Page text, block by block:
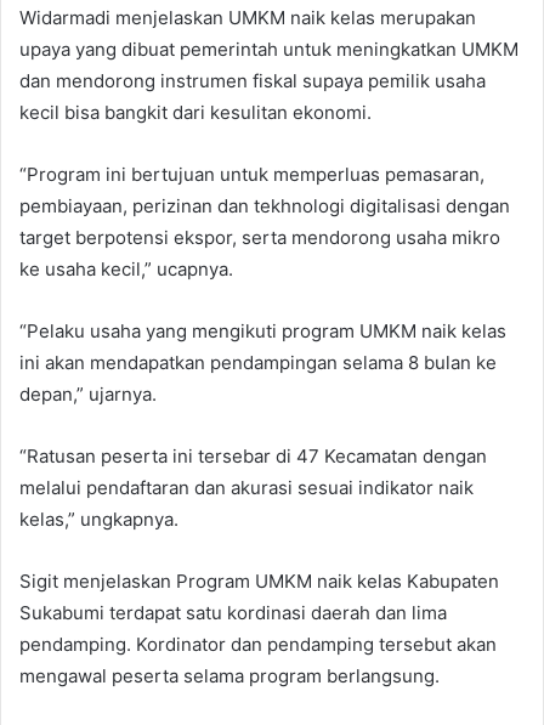
Widarmadi menjelaskan UMKM naik kelas merupakan
upaya yang dibuat pemerintah untuk meningkatkan UMKM
dan mendorong instrumen fiskal supaya pemilik usaha
kecil bisa bangkit dari kesulitan ekonomi.
“Program ini bertujuan untuk memperluas pemasaran,
pembiayaan, perizinan dan tekhnologi digitalisasi dengan
target berpotensi ekspor, serta mendorong usaha mikro
ke usaha kecil,” ucapnya.
“Pelaku usaha yang mengikuti program UMKM naik kelas
ini akan mendapatkan pendampingan selama 8 bulan ke
depan,” ujarnya.
“Ratusan peserta ini tersebar di 47 Kecamatan dengan
melalui pendaftaran dan akurasi sesuai indikator naik
kelas,” ungkapnya.
Sigit menjelaskan Program UMKM naik kelas Kabupaten
Sukabumi terdapat satu kordinasi daerah dan lima
pendamping. Kordinator dan pendamping tersebut akan
mengawal peserta selama program berlangsung.